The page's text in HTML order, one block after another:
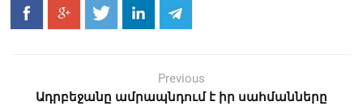
Previous
Ադրբեջանը ամրապնդում է իր սահմանները